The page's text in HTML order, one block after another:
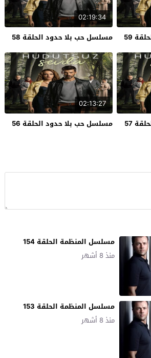
59
02:19:34
مسلسل حب بلا حدود الحلقة 58
57
02:13:27
مسلسل حب بلا حدود الحلقة 56
مسلسل المنظمة الحلقة 154
منذ 8 أشهر
مسلسل المنظمة الحلقة 153
منذ 8 أشهر